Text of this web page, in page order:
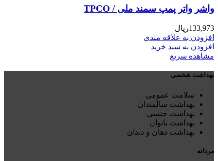
واشر واتر پمپ سمند ملی / TPCO
133,973ریال
افزودن به علاقه مندی
افزودن به سبد خرید
مشاهده سریع
بهداشت شخصی
سلامت عمومی
بهداشت سالمندان
بهداشت جنسی
بهداشت بانوان
بهداشت دهان و دندان
مردانه